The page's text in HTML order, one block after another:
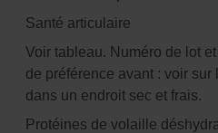
Santé articulaire
Voir tableau. Numéro de lot
de préférence avant : voir
dans un endroit sec et frais.
Protéines de volaille